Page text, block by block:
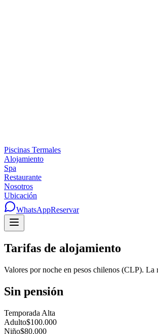
Piscinas Termales
Alojamiento
Spa
Restaurante
Nosotros
Ubicación
WhatsAppReservar
Tarifas de alojamiento
Valores por noche en pesos chilenos (CLP).
Sin pensión
Temporada Alta
Adulto$100.000
Niño$80.000